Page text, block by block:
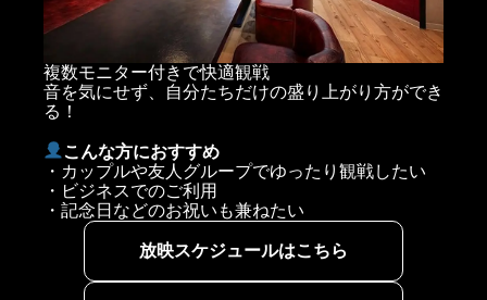
複数モニター付きで快適観戦
音を気にせず、自分たちだけの盛り上がり方ができ
る！
こんな方におすすめ
・カップルや友人グループでゆったり観戦したい
・ビジネスでのご利用
・記念日などのお祝いも兼ねたい
放映スケジュールはこちら